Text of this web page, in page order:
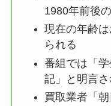
1980年前後
現在の年齢
られる
番組では「
記」と明言
買取業者「